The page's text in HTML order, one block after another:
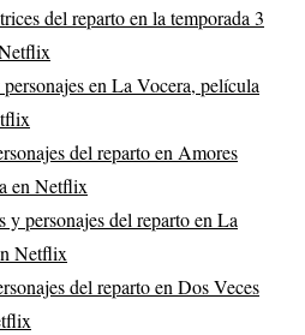
del reparto en la temporada 3
en La Vocera, película
del reparto en Amores
en Netflix
y personajes del reparto en La
Netflix
del reparto en Dos Veces